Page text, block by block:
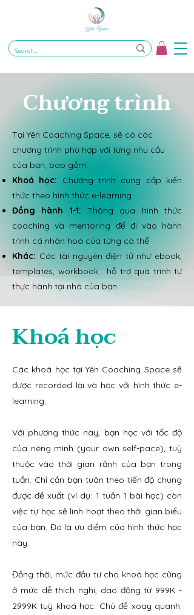
Chương trình
Tại Yên Coaching Space, sẽ có các
chương trình phù hợp với từng nhu cầu
của bạn, bao gồm:
Khoá học: Chương trình cung cấp kiến
thức theo hình thức e-learning
Đồng hành 1-1: Thông qua hình thức
coaching và mentoring để đi vào hành
trình cá nhân hoá của từng cá thể
Khác: Các tài nguyên điện tử như ebook,
templates, workbook... hỗ trợ quá trình tự
thực hành tại nhà của bạn
Khoá học
Các khoá học tại Yên Coaching Space sẽ
được recorded lại và học với hình thức e-
learning.
Với phương thức này, bạn học với tốc độ
của riêng mình (your own self-pace), tuỳ
thuộc vào thời gian rảnh của bạn trong
tuần. Chỉ cần bạn tuân theo tiến độ chung
được đề xuất (ví dụ: 1 tuần 1 bài học) còn
việc tự học sẽ linh hoạt theo thời gian biểu
của bạn. Đó là ưu điểm của hình thức học
này.
Đồng thời, mức đầu tư cho khoá học cũng
ở mức dễ thích nghi, dao động từ 999K -
2999K tuỳ khoá học. Chủ đề xoay quanh: